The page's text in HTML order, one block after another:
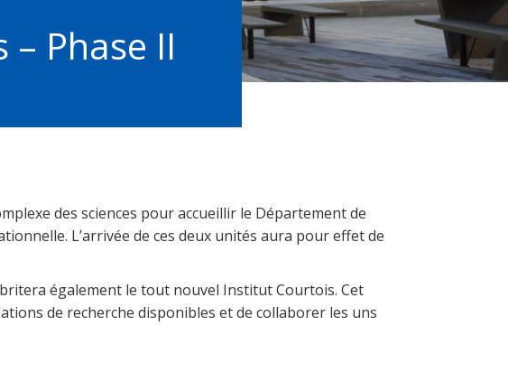
– Phase II
des sciences pour accueillir le Département de
L’arrivée de ces deux unités aura pour effet de
également le tout nouvel Institut Courtois. Cet
de recherche disponibles et de collaborer les uns